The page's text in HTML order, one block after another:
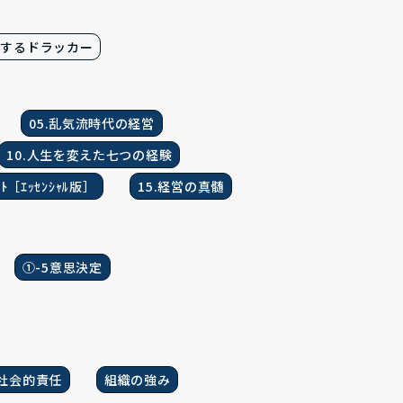
るドラッカー
05.乱気流時代の経営
10.人生を変えた七つの経験
ｴｯｾﾝｼｬﾙ版］
15.経営の真髄
①-5意思決定
会的責任 組織の強み